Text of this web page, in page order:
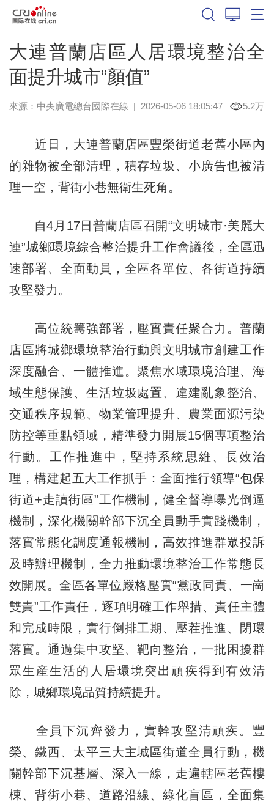
大連普蘭店區人居環境整治全
面提升城市“顏值”
來源：中央廣電總台國際在線 | 2026-05-06 18:05:47 5.2万
近日，大連普蘭店區豐榮街道老舊小區內
的雜物被全部清理，積存垃圾、小廣告也被清
理一空，背街小巷無衛生死角。
自4月17日普蘭店區召開“文明城市·美麗大
連”城鄉環境綜合整治提升工作會議後，全區迅
速部署、全面動員，全區各單位、各街道持續
攻堅發力。
高位統籌強部署，壓實責任聚合力。普蘭
店區將城鄉環境整治行動與文明城市創建工作
深度融合、一體推進。聚焦水域環境治理、海
域生態保護、生活垃圾處置、違建亂象整治、
交通秩序規範、物業管理提升、農業面源污染
防控等重點領域，精準發力開展15個專項整治
行動。工作推進中，堅持系統思維、長效治
理，構建起五大工作抓手：全面推行領導“包保
街道+走讀街區”工作機制，健全督導曝光倒逼
機制，深化機關幹部下沉全員動手實踐機制，
落實常態化調度通報機制，高效推進群眾投訴
及時辦理機制，全力推動環境整治工作常態長
效開展。全區各單位嚴格壓實“黨政同責、一崗
雙責”工作責任，逐項明確工作舉措、責任主體
和完成時限，實行倒排工期、壓茬推進、閉環
落實。通過集中攻堅、靶向整治，一批困擾群
眾生産生活的人居環境突出頑疾得到有效清
除，城鄉環境品質持續提升。
全員下沉齊發力，實幹攻堅清頑疾。豐
榮、鐵西、太平三大主城區街道全員行動，機
關幹部下沉基層、深入一線，走遍轄區老舊樓
棟、背街小巷、道路沿線、綠化盲區，全面集